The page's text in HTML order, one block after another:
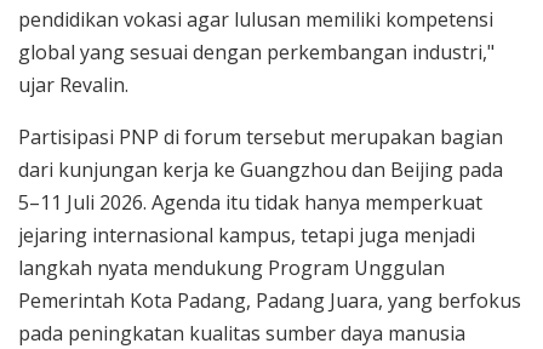
pendidikan vokasi agar lulusan memiliki kompetensi
global yang sesuai dengan perkembangan industri,"
ujar Revalin.
Partisipasi PNP di forum tersebut merupakan bagian
dari kunjungan kerja ke Guangzhou dan Beijing pada
5–11 Juli 2026. Agenda itu tidak hanya memperkuat
jejaring internasional kampus, tetapi juga menjadi
langkah nyata mendukung Program Unggulan
Pemerintah Kota Padang, Padang Juara, yang berfokus
pada peningkatan kualitas sumber daya manusia